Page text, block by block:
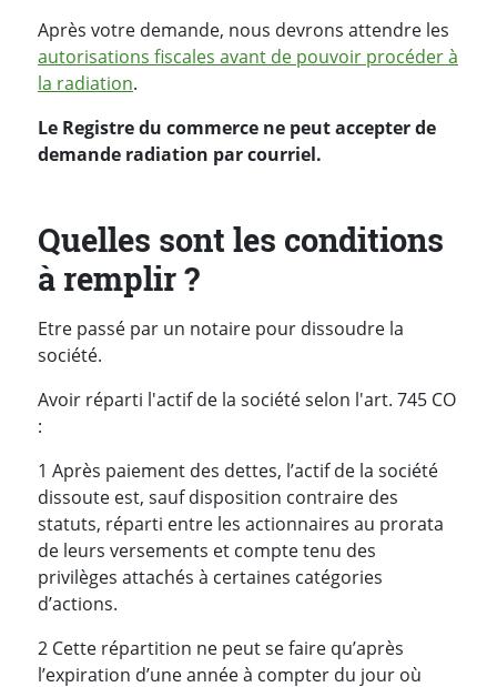
Après votre demande, nous devrons attendre les
autorisations fiscales avant de pouvoir procéder à
la radiation.
Le Registre du commerce ne peut accepter de
demande radiation par courriel.
Quelles sont les conditions
à remplir ?
Etre passé par un notaire pour dissoudre la
société.
Avoir réparti l'actif de la société selon l'art. 745 CO
:
1 Après paiement des dettes, l’actif de la société
dissoute est, sauf disposition contraire des
statuts, réparti entre les actionnaires au prorata
de leurs versements et compte tenu des
privilèges attachés à certaines catégories
d’actions.
2 Cette répartition ne peut se faire qu’après
l’expiration d’une année à compter du jour où